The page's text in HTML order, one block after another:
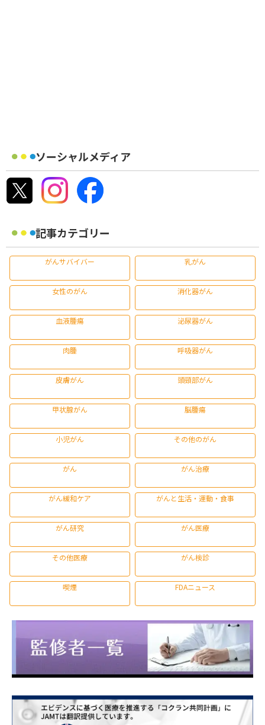
ソーシャルメディア
記事カテゴリー
がんサバイバー 乳がん
女性のがん 消化器がん
血液腫瘍 泌尿器がん
肉腫 呼吸器がん
皮膚がん 頭頸部がん
甲状腺がん 脳腫瘍
小児がん その他のがん
がん がん治療
がん緩和ケア がんと生活・運動・食事
がん研究 がん医療
その他医療 がん検診
喫煙 FDAニュース